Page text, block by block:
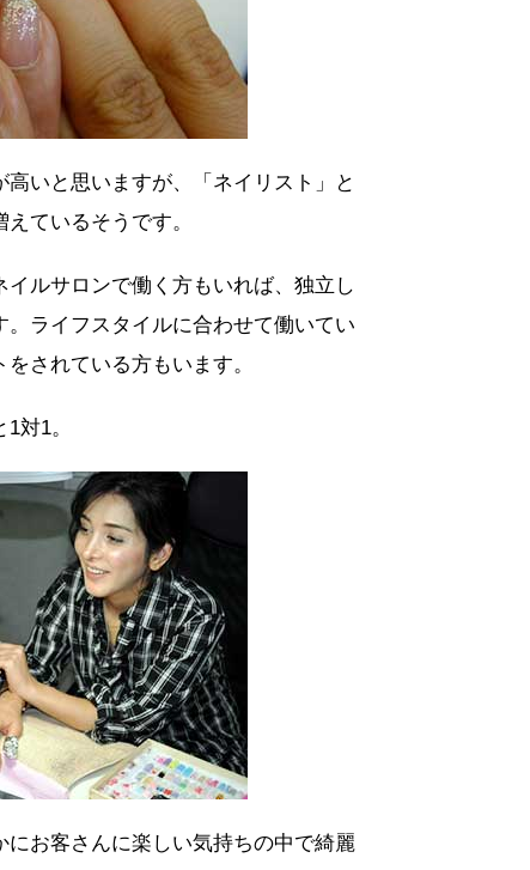
いと思いますが、「ネイリスト」と
ているそうです。
ルサロンで働く方もいれば、独立し
ライフスタイルに合わせて働いてい
されている方もいます。
対1。
お客さんに楽しい気持ちの中で綺麗